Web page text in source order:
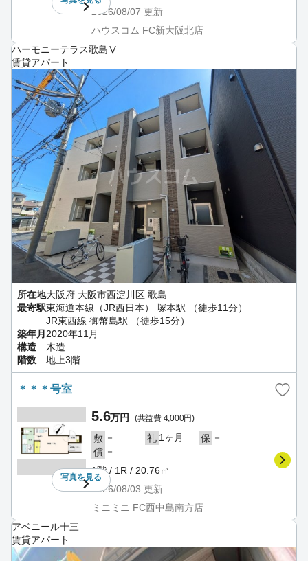
2026/08/07 更新
ハウスコム FC新大阪北店
ハーモニーテラス歌島Ⅴ
賃貸アパート
所在地大阪府 大阪市西淀川区 歌島
最寄駅東海道本線（JR西日本） 塚本駅 （徒歩11分）
JR東西線 御幣島駅 （徒歩15分）
築年月2020年11月
構造
木造
階数
地上3階
＊＊＊号室
写真を見る
5.6万円 (共益費 4,000円)
敷 － 礼 1ヶ月 保 －
償 －
1階 / 1R / 20.76㎡
2026/08/03 更新
ミニミニ FC西中島南方店
アベニール十三
賃貸アパート